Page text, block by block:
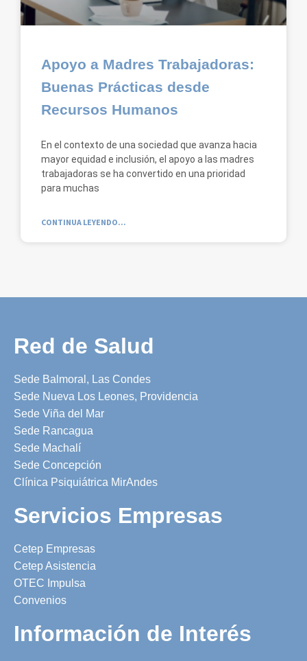
Apoyo a Madres Trabajadoras:
Buenas Prácticas desde
Recursos Humanos
En el contexto de una sociedad que avanza hacia
mayor equidad e inclusión, el apoyo a las madres
trabajadoras se ha convertido en una prioridad
para muchas
CONTINUA LEYENDO...
Red de Salud
Sede Balmoral, Las Condes
Sede Nueva Los Leones, Providencia
Sede Viña del Mar
Sede Rancagua
Sede Machalí
Sede Concepción
Clínica Psiquiátrica MirAndes
Servicios Empresas
Cetep Empresas
Cetep Asistencia
OTEC Impulsa
Convenios
Información de Interés